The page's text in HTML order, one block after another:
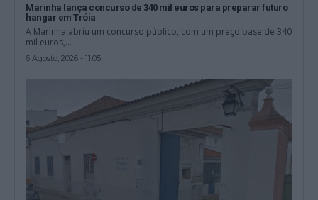
Marinha lança concurso de 340 mil euros para preparar futuro
hangar em Tróia
A Marinha abriu um concurso público, com um preço base de 340
mil euros,...
6 Agosto, 2026 - 11:05